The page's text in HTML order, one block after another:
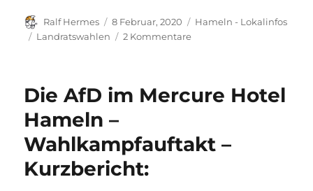
Autor
Ralf Hermes
Veröffentlicht
am
8 Februar, 2020 Kategorien
Hameln - Lokalinfos
Schlagwörter
Landratswahlen 2 Kommentarezu
Hameln-
Die AfD im Mercure Hotel
Hameln –
Wahlkampfauftakt –
Kurzbericht: